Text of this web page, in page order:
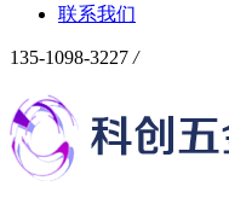
联系我们
135-1098-3227 /